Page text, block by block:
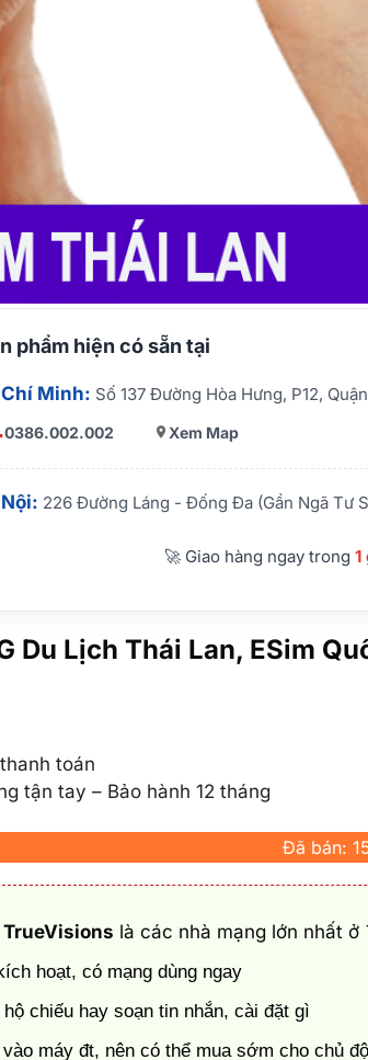
phẩm hiện có sẵn tại
Chí Minh: Số 137 Đường Hòa Hưng, P12,
0386.002.002 Xem Map
226 Đường Láng - Đống Đa (Gần Ngã Tư
🚀 Giao hàng ngay trong 1
Du Lịch Thái Lan, ESim
toán
tận tay – Bảo hành 12 tháng
Đã bán:
TrueVisions là các nhà mạng lớn nhất ở
hoạt, có mạng dùng ngay
chiếu hay soạn tin nhắn, cài đặt gì
máy đt, nên có thể mua sớm cho chủ